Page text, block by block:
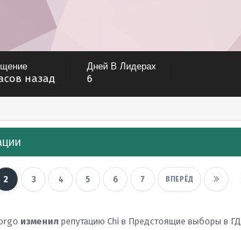
назад
Дней В Лидерах
6
2 3 4 5 6 7 ВПЕРЁД
изменил репутациюChi в Предстоящие выборы в ГД